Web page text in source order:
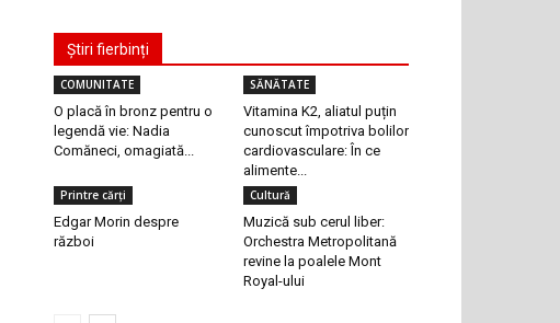
Știri fierbinți
COMUNITATE
O placă în bronz pentru o
legendă vie: Nadia
Comăneci, omagiată...
SĂNĂTATE
Vitamina K2, aliatul puțin
cunoscut împotriva bolilor
cardiovasculare: În ce
alimente...
Printre cărți
Edgar Morin despre
război
Cultură
Muzică sub cerul liber:
Orchestra Metropolitană
revine la poalele Mont
Royal-ului